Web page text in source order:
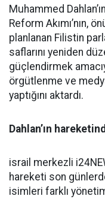
Muhammed
Reform Akımı’nın,
planlanan Filistin
saflarını yeniden
güçlendirmek
örgütlenme ve
yaptığını aktardı.
Dahlan’ın
israil merkezli
hareketi son
isimleri farklı